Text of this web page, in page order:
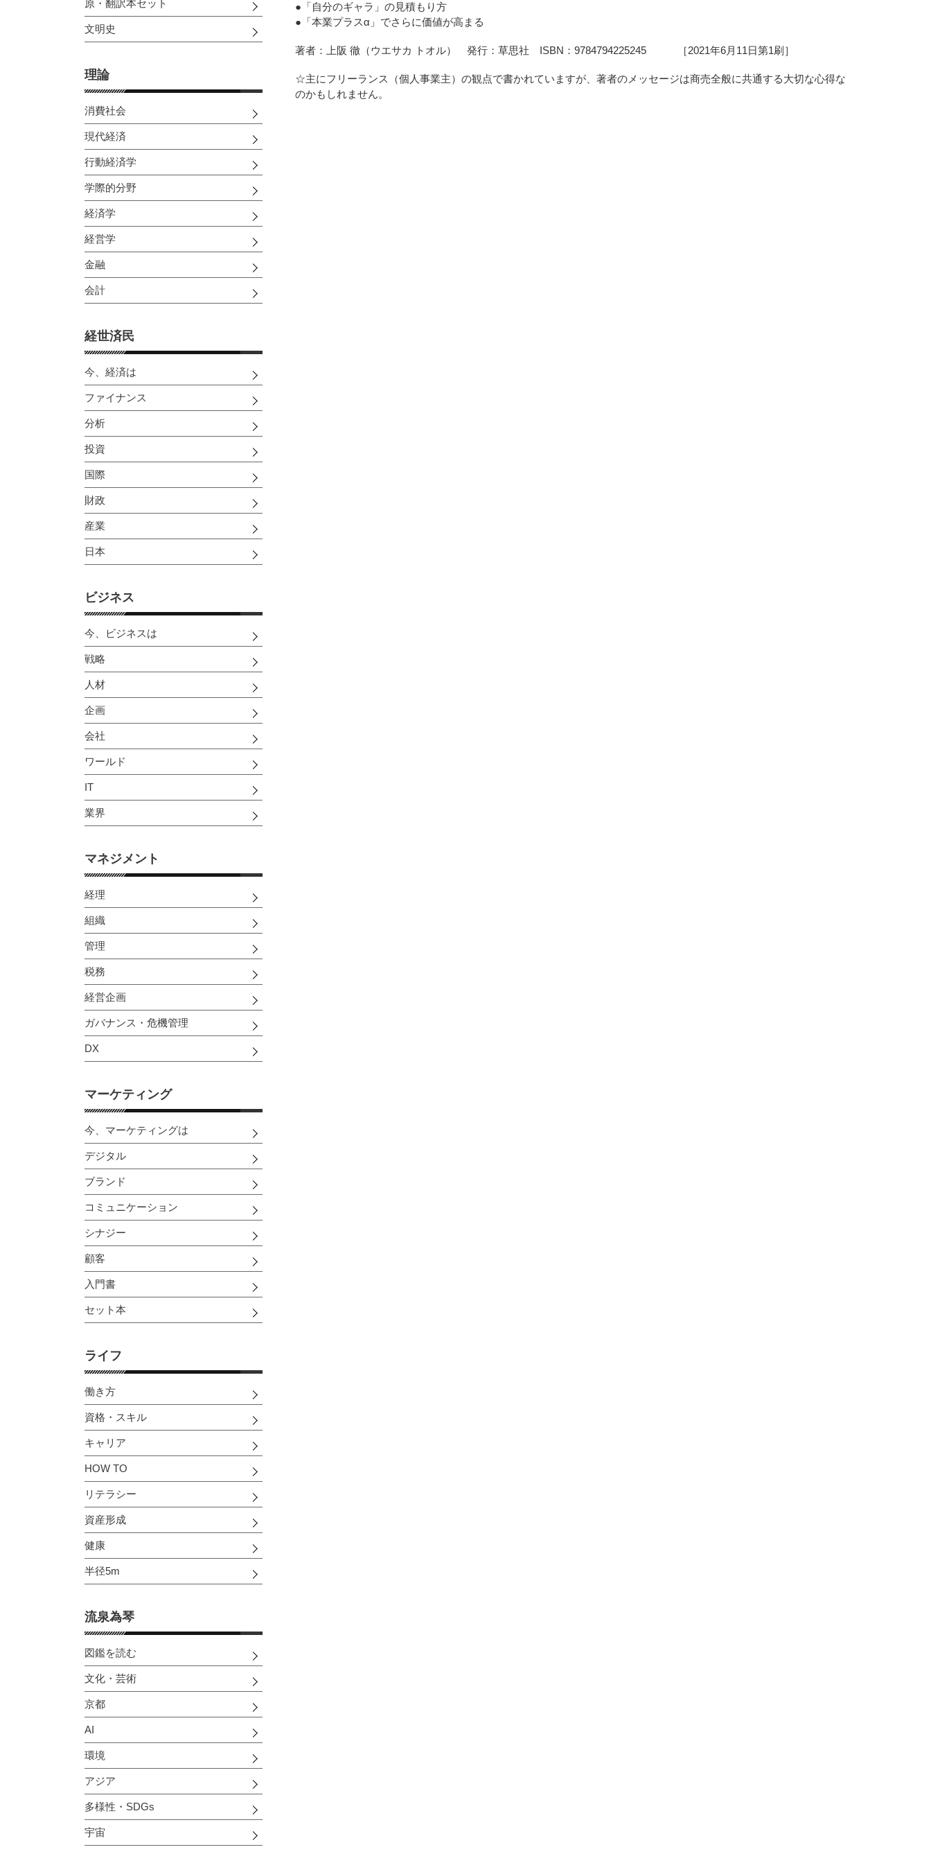
原・翻訳本セット
文明史
理論
消費社会
現代経済
行動経済学
学際的分野
経済学
経営学
金融
会計
経世済民
今、経済は
ファイナンス
分析
投資
国際
財政
産業
日本
ビジネス
今、ビジネスは
戦略
人材
企画
会社
ワールド
IT
業界
マネジメント
経理
組織
管理
税務
経営企画
ガバナンス・危機管理
DX
マーケティング
今、マーケティングは
デジタル
ブランド
コミュニケーション
シナジー
顧客
入門書
セット本
ライフ
働き方
資格・スキル
キャリア
HOW TO
リテラシー
資産形成
健康
半径5m
流泉為琴
図鑑を読む
文化・芸術
京都
AI
環境
アジア
多様性・SDGs
宇宙
●「自分のギャラ」の見積もり方
●「本業プラスα」でさらに価値が高まる
著者：上阪 徹（ウエサカ トオル） 発行：草思社 ISBN：9784794225245 ［2021年6月11日第1刷］
☆主にフリーランス（個人事業主）の観点で書かれていますが、著者のメッセージは商売全般に共通する大切な心得な
のかもしれません。